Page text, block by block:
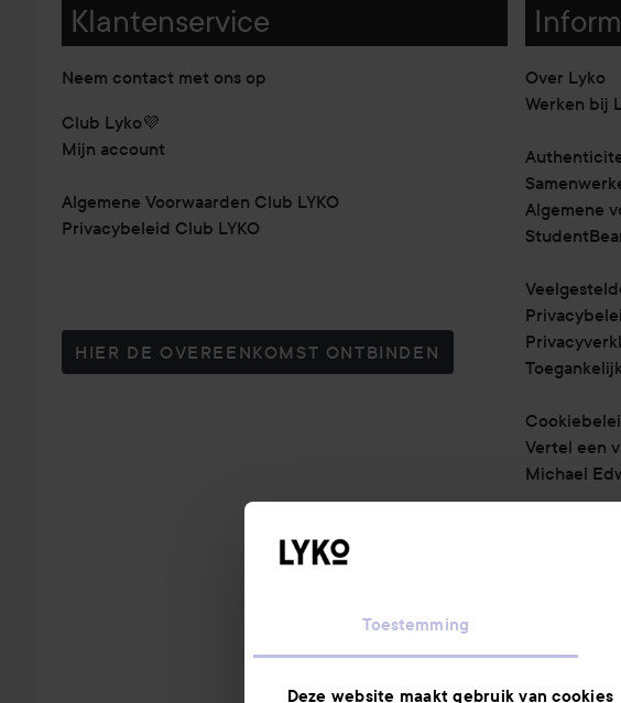
Toestemming
Deze website maakt gebruik van cookies
Klantenservice
Neem contact met ons op
Club Lyko💜
Mijn account
Algemene Voorwaarden Club LYKO
Privacybeleid Club LYKO
HIER DE OVEREENKOMST ONTBINDEN
Over Lyko
Werken bij
Algemene
Vertel een
Michael